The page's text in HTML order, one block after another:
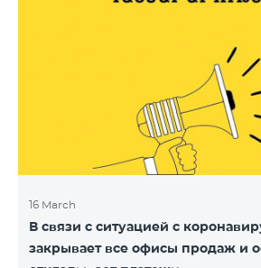
16 March
В связи с ситуацией с
закрывает все офисы продаж и